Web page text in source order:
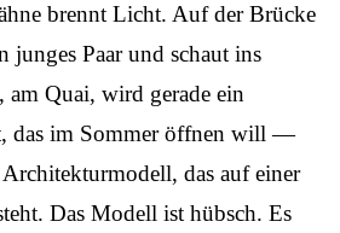
brennt Licht. Auf der Brücke
junges Paar und schaut ins
am Quai, wird gerade ein
das im Sommer öffnen will —
das auf einer
Das Modell ist hübsch. Es